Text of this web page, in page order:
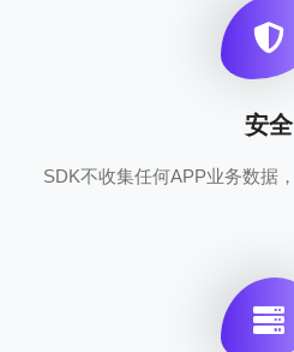
安全
SDK不收集任何APP业务数据